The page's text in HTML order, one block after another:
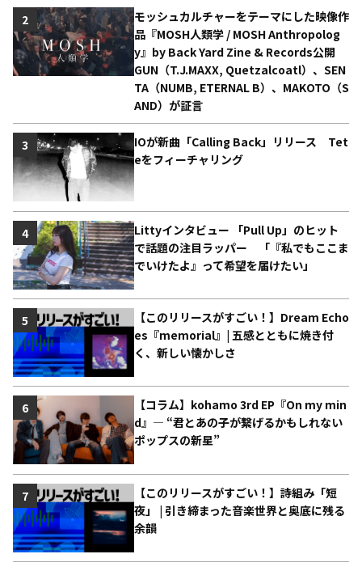
モッシュカルチャーをテーマにした映像作
品『MOSH人類学 / MOSH Anthropolog
y』by Back Yard Zine & Records公開
GUN（T.J.MAXX, Quetzalcoatl）、SEN
TA（NUMB, ETERNAL B）、MAKOTO（S
AND）が証言
2
IOが新曲「Calling Back」リリース Tet
eをフィーチャリング
3
Littyインタビュー 「Pull Up」のヒット
で話題の注目ラッパー 「『私でもここま
でいけたよ』って希望を届けたい」
4
【このリリースがすごい！】Dream Echo
es『memorial』| 五感とともに焼き付
く、新しい懐かしさ
5
【コラム】kohamo 3rd EP『On my min
d』― “君とあの子が繋げるかもしれない
ポップスの新星”
6
【このリリースがすごい！】詩組み「短
夜」 | 引き締まった音楽世界と奥底に残る
余韻
7